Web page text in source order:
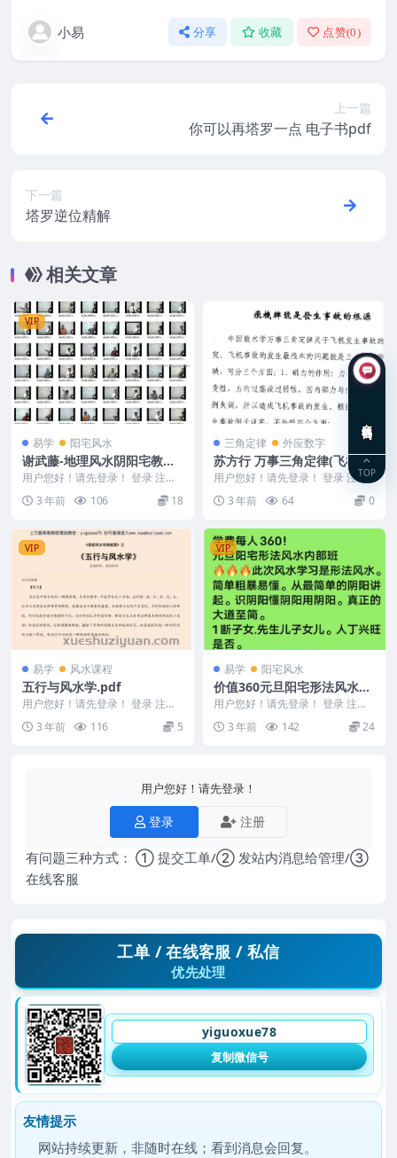
小易 分享 收藏 点赞(0)
上一篇
你可以再塔罗一点 电子书pdf
下一篇
塔罗逆位精解
相关文章
VIP
易学 阳宅风水
谢武藤-地理风水阴阳宅教程
视频48集
用户您好！请先登录！ 登录 注册
谢武藤-地理风水阴阳宅教程视频4
8集 Y230...
3 年前 106 18
三角定律 外应数字
苏方行 万事三角定律(飞机牌
号是发生事故的根源)整理版
用户您好！请先登录！ 登录 注册
苏方行 万事三角定律(飞机牌号是
发生事故的根源...
3 年前 64 0
VIP
易学 风水课程
五行与风水学.pdf
用户您好！请先登录！ 登录 注册
编号：MY2212-200-269 五行与
风水...3 年前 116 5
VIP
易学 阳宅风水
价值360元旦阳宅形法风水微
课元旦阳宅形法风水7天课程
视频微课
用户您好！请先登录！ 登录 注册
阳宅形法风水7天课程视频微课36
0，2023年...
3 年前 142 24
用户您好！请先登录！
登录 注册
有问题三种方式： ① 提交工单/② 发站内消息给管理/③
在线客服
工单 / 在线客服 / 私信
优先处理
yiguoxue78
复制微信号
友情提示
网站持续更新，非随时在线；看到消息会回复。
TOP